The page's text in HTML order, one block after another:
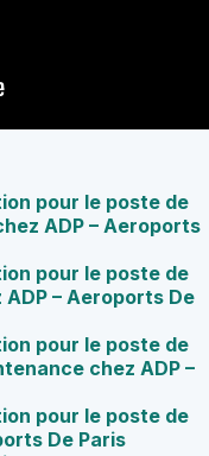
pour le poste de
ADP – Aeroports
pour le poste de
– Aeroports De
pour le poste de
chez ADP –
pour le poste de
De Paris